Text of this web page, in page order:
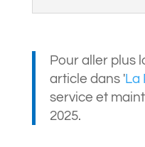
Pour aller plus
article dans 'La
service et
2025.